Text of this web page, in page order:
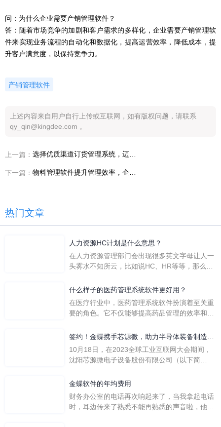
问： 为什么企业需要产销管理软件？
答： 随着市场竞争的加剧和客户需求的多样化，企业需要产销管理软
件来实现业务流程的自动化和数据化，提高运营效率，降低成本，提
升客户满意度，以保持竞争力。
产销管理软件
上述内容来自用户自行上传或互联网，如有版权问题，请联系
qy_qin@kingdee.com 。
上一篇：
下一篇：
热门文章
人力资源HC计划是什么意思？
在人力资源管理部门会出现很多英文字母让人一
头雾水不知所云，比如说HC、HR等等，那么它
么呢？
什么样子的医药管理系统软件更好用？
在医疗行业中，医药管理系统软件扮演着至关重
要的角色。它不仅能够提高药品管理的效率和准
一个好用的医药管理系统软件应具备以下特点。
地进行操作。 复杂的
签约！金蝶携手芯源微，助力半导体装备制造领
先企业迈向世界
10月18日，在2023全球工业互联网大会期间，
沈阳芯源微电子设备股份有限公司（以下简
下简称“金蝶”）在辽宁沈阳签署战略合作协议。
营管控平台，从而实现公司产研一体化、业财一
体化，提升公司整体业务水平。
金蝶软件的年均费用
财务办公室的电话再次响起来了，当我拿起电话
时，耳边传来了熟悉不能再熟悉的声音啦，他就